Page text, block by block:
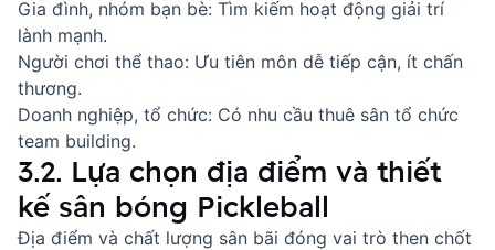
Gia đình, nhóm bạn bè: Tìm kiếm hoạt động giải trí
lành mạnh.
Người chơi thể thao: Ưu tiên môn dễ tiếp cận, ít chấn
thương.
Doanh nghiệp, tổ chức: Có nhu cầu thuê sân tổ chức
team building.
3.2. Lựa chọn địa điểm và thiết
kế sân bóng Pickleball
Địa điểm và chất lượng sân bãi đóng vai trò then chốt